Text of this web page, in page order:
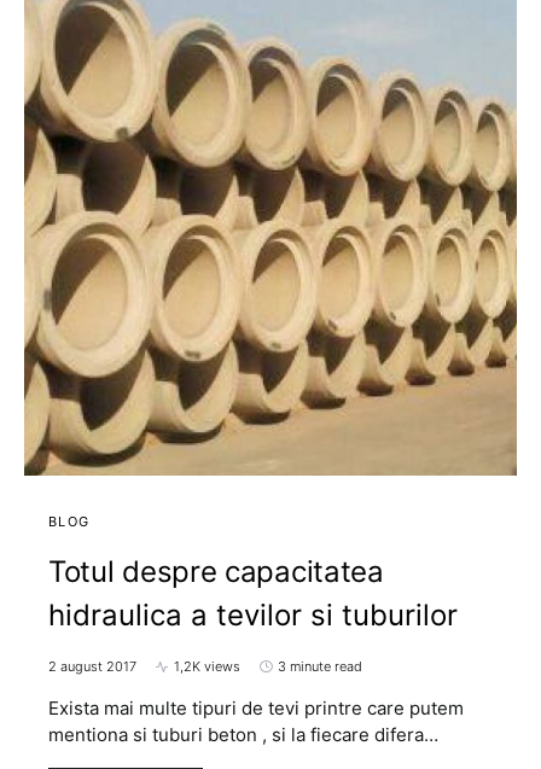
BLOG
Totul despre capacitatea
hidraulica a tevilor si tuburilor
2 august 2017 1,2K views 3 minute read
Exista mai multe tipuri de tevi printre care putem
mentiona si tuburi beton , si la fiecare difera…